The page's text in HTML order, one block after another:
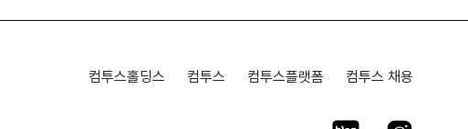
컴투스홀딩스 컴투스 컴투스플랫폼 컴투스 채용